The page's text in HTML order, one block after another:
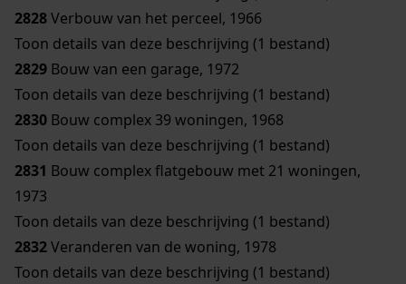
2828Verbouw van het perceel, 1966
Toon details van deze beschrijving (1 bestand)
2829 Bouw van een garage, 1972
Toon details van deze beschrijving (1 bestand)
2830 Bouw complex 39 woningen, 1968
Toon details van deze beschrijving (1 bestand)
2831 Bouw complex flatgebouw met 21 woningen,
1973
Toon details van deze beschrijving (1 bestand)
2832Veranderen van de woning, 1978
Toon details van deze beschrijving (1 bestand)